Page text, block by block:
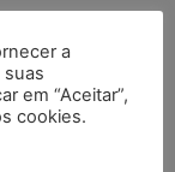
a
em “Aceitar”,
cookies.